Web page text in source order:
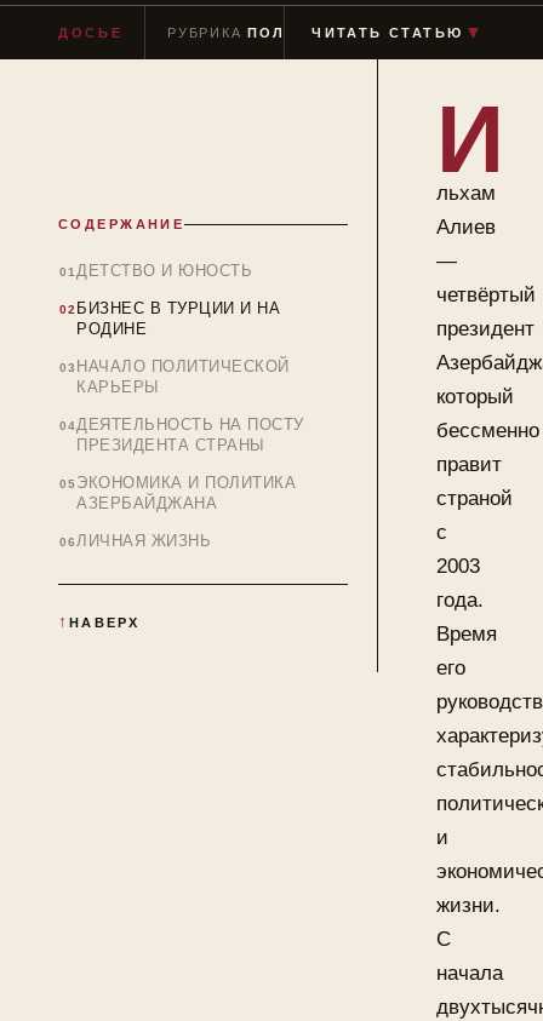
ДОСЬЕ РУБРИКАПОЛИТИКИ ЧТЕНИЕ≈ 9 МИН
ЧИТАТЬ СТАТЬЮ ▼
СОДЕРЖАНИЕ
ДЕТСТВО И ЮНОСТЬ
БИЗНЕС В ТУРЦИИ И НА
РОДИНЕ
НАЧАЛО ПОЛИТИЧЕСКОЙ
КАРЬЕРЫ
ДЕЯТЕЛЬНОСТЬ НА ПОСТУ
ПРЕЗИДЕНТА СТРАНЫ
ЭКОНОМИКА И ПОЛИТИКА
АЗЕРБАЙДЖАНА
ЛИЧНАЯ ЖИЗНЬ
НАВЕРХ
И
льхам
Алиев
—
четвёртый
президент
который
бессменно
правит
страной
с
2003
года.
Время
его
и
жизни.
С
начала